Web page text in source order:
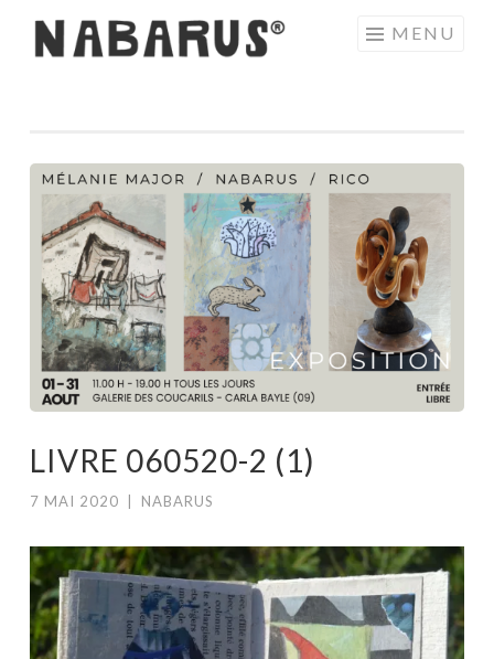
Aller
au
MENU
LIVRE 060520-2 (1)
7 MAI 2020 NABARUS